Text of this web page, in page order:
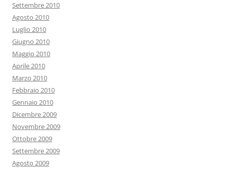
Settembre 2010
Agosto 2010
Luglio 2010
Giugno 2010
Maggio 2010
Aprile 2010
Marzo 2010
Febbraio 2010
Gennaio 2010
Dicembre 2009
Novembre 2009
Ottobre 2009
Settembre 2009
Agosto 2009